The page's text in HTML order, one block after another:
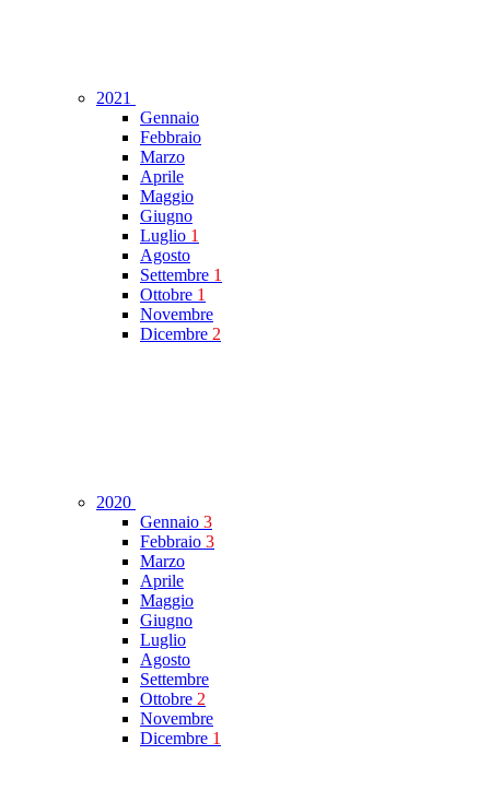
2021
Gennaio
Febbraio
Marzo
Aprile
Maggio
Giugno
Luglio 1
Agosto
Settembre 1
Ottobre 1
Novembre
Dicembre 2
2020
Gennaio 3
Febbraio 3
Marzo
Aprile
Maggio
Giugno
Luglio
Agosto
Settembre
Ottobre 2
Novembre
Dicembre 1